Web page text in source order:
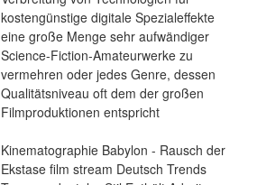
kostengünstige digitale Spezialeffekte
eine große Menge sehr aufwändiger
Science-Fiction-Amateurwerke zu
vermehren oder jedes Genre, dessen
Qualitätsniveau oft dem der großen
Filmproduktionen entspricht
Kinematographie Babylon - Rausch der
Ekstase film stream Deutsch Trends